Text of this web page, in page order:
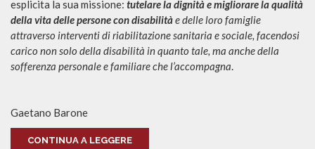
esplicita la sua missione: tutelare la dignità e migliorare la qualità
della vita delle persone con disabilitàe delle loro famiglie
attraverso interventi di riabilitazione sanitaria e sociale, facendosi
carico non solo della disabilità in quanto tale, ma anche della
sofferenza personale e familiare che l’accompagna.
Gaetano Barone
CONTINUA A LEGGERE